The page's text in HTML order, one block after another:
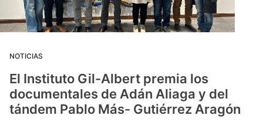
NOTICIAS
El Instituto Gil-Albert premia los
documentales de Adán Aliaga y del
tándem Pablo Más- Gutiérrez Aragón